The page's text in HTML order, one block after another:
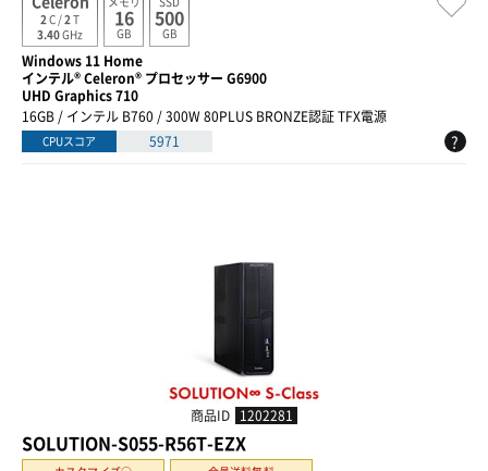
2 C /2 T
3.40GHz
16
GB
500
GB
Windows 11 Home
インテル® Celeron® プロセッサー G6900
UHD Graphics 710
16GB / インテル B760 / 300W 80PLUS BRONZE認証 TFX電源
CPUスコア 5971 ?
商品ID 1202281
SOLUTION-S055-R56T-EZX